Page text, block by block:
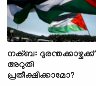
നക്ബ: ദുരന്തക്കാഴ്ചക്ക്
അറുതി
പ്രതീക്ഷിക്കാമോ?